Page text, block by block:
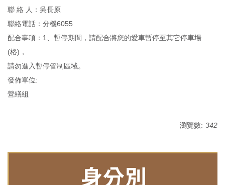
聯 絡 人：吳長原
聯絡電話：分機6055
配合事項：1、暫停期間，請配合將您的愛車暫停至其它停車場
(格)，
請勿進入暫停管制區域。
發佈單位:
營繕組
瀏覽數: 342